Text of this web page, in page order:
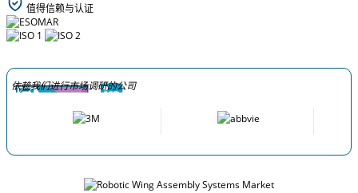
值得信赖与认证
依赖我们进行市场调研的公司